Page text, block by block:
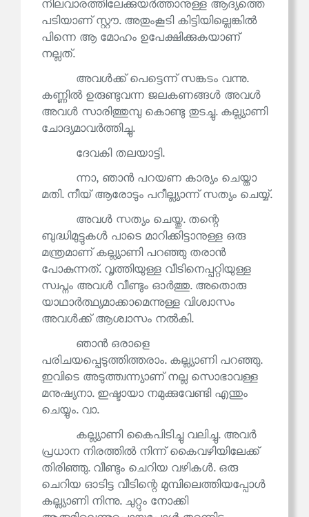
നിലവാരത്തിലേക്കുയർത്താനുള്ള ആദ്യത്തെ
പടിയാണ് സ്റ്റൗ. അതുംകൂടി കിട്ടിയില്ലെങ്കിൽ
പിന്നെ ആ മോഹം ഉപേക്ഷിക്കുകയാണ്
നല്ലത്.
അവൾക്ക് പെട്ടെന്ന് സങ്കടം വന്നു.
കണ്ണിൽ ഉരുണ്ടുവന്ന ജലകണങ്ങൾ അവൾ
അവൾ സാരിത്തുമ്പു കൊണ്ടു തുടച്ചു. കല്ല്യാണി
ചോദ്യമാവർത്തിച്ചു.
ദേവകി തലയാട്ടി.
ന്നാ, ഞാൻ പറയണ കാര്യം ചെയ്താ
മതി. നീയ് ആരോടും പറീല്ല്യാന്ന് സത്യം ചെയ്യ്.
അവൾ സത്യം ചെയ്തു. തന്റെ
ബുദ്ധിമുട്ടുകൾ പാടെ മാറിക്കിട്ടാനുള്ള ഒരു
മന്ത്രമാണ് കല്ല്യാണി പറഞ്ഞു തരാൻ
പോകുന്നത്. വൃത്തിയുള്ള വീടിനെപ്പറ്റിയുള്ള
സ്വപ്നം അവൾ വീണ്ടും ഓർത്തു. അതൊരു
യാഥാർത്ഥ്യമാക്കാമെന്നുള്ള വിശ്വാസം
അവൾക്ക് ആശ്വാസം നൽകി.
ഞാൻ ഒരാളെ
പരിചയപ്പെടുത്തിത്തരാം. കല്ല്യാണി പറഞ്ഞു.
ഇവിടെ അടുത്ത്വന്ന്യാണ് നല്ല സൊഭാവള്ള
മനുഷ്യനാ. ഇഷ്ടായാ നമുക്കുവേണ്ടി എന്തും
ചെയ്യും. വാ.
കല്ല്യാണി കൈപിടിച്ചു വലിച്ചു. അവർ
പ്രധാന നിരത്തിൽ നിന്ന് കൈവഴിയിലേക്ക്
തിരിഞ്ഞു. വീണ്ടും ചെറിയ വഴികൾ. ഒരു
ചെറിയ ഓടിട്ട വീടിന്റെ മുമ്പിലെത്തിയപ്പോൾ
കല്ല്യാണി നിന്നു. ചുറ്റും നോക്കി